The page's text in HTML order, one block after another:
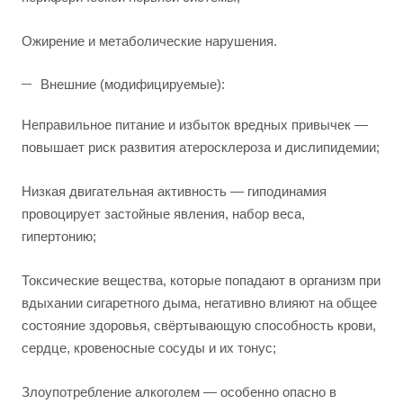
Ожирение и метаболические нарушения.
Внешние (модифицируемые):
Неправильное питание и избыток вредных привычек —
повышает риск развития атеросклероза и дислипидемии;
Низкая двигательная активность — гиподинамия
провоцирует застойные явления, набор веса,
гипертонию;
Токсические вещества, которые попадают в организм при
вдыхании сигаретного дыма, негативно влияют на общее
состояние здоровья, свёртывающую способность крови,
сердце, кровеносные сосуды и их тонус;
Злоупотребление алкоголем — особенно опасно в